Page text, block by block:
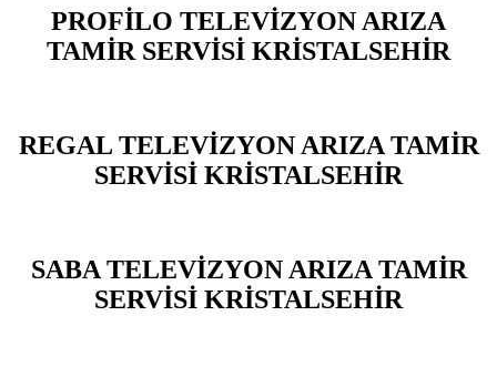
PROFİLO TELEVİZYON ARIZA
TAMİR SERVİSİ KRİSTALSEHİR
REGAL TELEVİZYON ARIZA TAMİR
SERVİSİ KRİSTALSEHİR
SABA TELEVİZYON ARIZA TAMİR
SERVİSİ KRİSTALSEHİR